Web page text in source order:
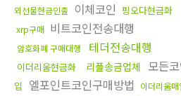
외선물현금인출 이체코인 핑오다현금화
xrp구매 비트코인전송대행
암호화폐 구매대행 테더전송대행
이더리움현금화 리플송금업체 모든
입
엘포인트코인구매방법 이더리움매